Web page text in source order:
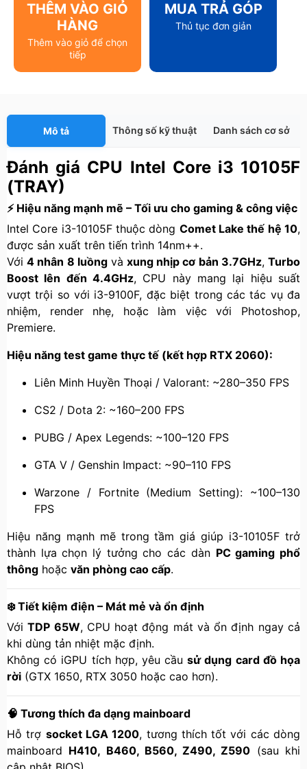
THÊM VÀO GIỎ
HÀNG
Thêm vào giỏ để chọn
tiếp
MUA TRẢ GÓP
Thủ tục đơn giản
Mô tả Thông số kỹ thuật Danh sách cơ sở
Đánh giá CPU Intel Core i3 10105F
(TRAY)
⚡ Hiệu năng mạnh mẽ – Tối ưu cho gaming & công việc
Intel Core i3-10105F thuộc dòng Comet Lake thế hệ 10,
được sản xuất trên tiến trình 14nm++.
Với4 nhân 8 luồngvàxung nhịp cơ bản 3.7GHz,Turbo
Boost lên đến 4.4GHz, CPU này mang lại hiệu suất
vượt trội so với i3-9100F, đặc biệt trong các tác vụ đa
nhiệm, render nhẹ, hoặc làm việc với Photoshop,
Premiere.
Hiệu năng test game thực tế (kết hợp RTX 2060):
Liên Minh Huyền Thoại / Valorant: ~280–350 FPS
CS2 / Dota 2: ~160–200 FPS
PUBG / Apex Legends: ~100–120 FPS
GTA V / Genshin Impact: ~90–110 FPS
Warzone / Fortnite (Medium Setting): ~100–130
FPS
Hiệu năng mạnh mẽ trong tầm giá giúp i3-10105F trở
thành lựa chọn lý tưởng cho các dàn PC gaming phổ
thông hoặc văn phòng cao cấp.
❄️ Tiết kiệm điện – Mát mẻ và ổn định
VớiTDP 65W, CPU hoạt động mát và ổn định ngay cả
khi dùng tản nhiệt mặc định.
Không có iGPU tích hợp, yêu cầusử dụng card đồ họa
rời (GTX 1650, RTX 3050 hoặc cao hơn).
🧠 Tương thích đa dạng mainboard
Hỗ trợ socket LGA 1200, tương thích tốt với các dòng
mainboard H410, B460, B560, Z490, Z590 (sau khi